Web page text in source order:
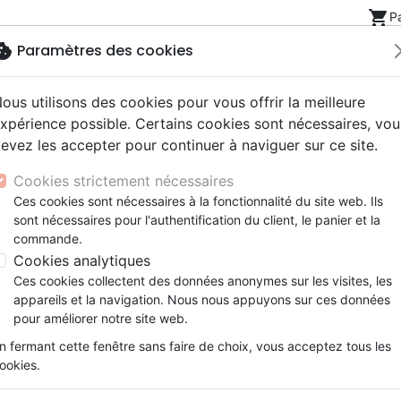
shopping_cart
NouveautésBibles
Segond 21
Segond
NEG
Livres
Famille, couple
Souffrance, Relation d'aide
Santé
eBooks
Couple
Méditations
Souffrance, Relation d'aide
Psychologie
Jeunesse
ans
Bibles jeunesse
Latino, Folk
Soul
Instrumental
Louange, Adoration
Hardrock, Métal
conférences
Documentaires, reportages
Accessoires de Bible
Papeterie
règles! - Une perspective chrétienne (enfin…)
Aïe, mes règles!
Auteur :Rachel Jones
RéférenceOUR2073 EAN9782889130733
Description Détails du produit
La souffrance nous rappelle que
Paramètres des cookies
utilisons des cookies pour vous offrir la meilleure
possible. Certains cookies sont nécessaires,
les accepter pour continuer à naviguer sur ce site.
Cookies strictement nécessaires
Ces cookies sont nécessaires à la fonctionnalité du site web. Ils
sont nécessaires pour l'authentification du client, le panier et la
commande.
Cookies analytiques
Ces cookies collectent des données anonymes sur les visites, les
appareils et la navigation. Nous nous appuyons sur ces données
pour améliorer notre site web.
fermant cette fenêtre sans faire de choix, vous acceptez tous les